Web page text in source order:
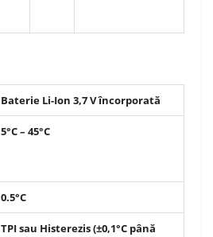
Baterie Li-Ion 3,7 V încorporată
5°C – 45°C
0.5°C
TPI sau Histerezis (±0,1°C până